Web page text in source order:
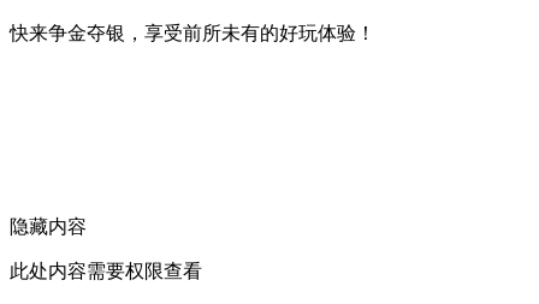
快来争金夺银，享受前所未有的好玩体验！
隐藏内容
此处内容需要权限查看